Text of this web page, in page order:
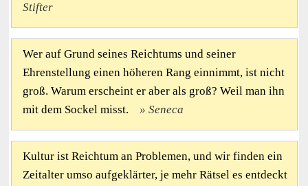
Stifter
Wer auf Grund seines Reichtums und seiner
Ehrenstellung einen höheren Rang einnimmt, ist nicht
groß. Warum erscheint er aber als groß? Weil man ihn
mit dem Sockel misst.
Seneca
Kultur ist Reichtum an Problemen, und wir finden ein
Zeitalter umso aufgeklärter, je mehr Rätsel es entdeckt